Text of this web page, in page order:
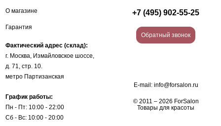
О магазине
Гарантия
Фактический адрес (склад):
г. Москва, Измайловское шоссе,
д. 71, стр. 10.
метро Партизанская
График работы:
Пн - Пт: 10:00 - 22:00
Сб - Вс: 10:00 - 20:00
+7 (495) 902-55-25
Обратный звонок
E-mail: info@forsalon.ru
© 2011 – 2026 ForSalon
Товары для красоты